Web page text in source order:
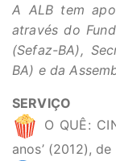
A ALB tem
através do
(Sefaz-BA),
BA) e da
SERVIÇO
O QUÊ:
anos’ (2012),